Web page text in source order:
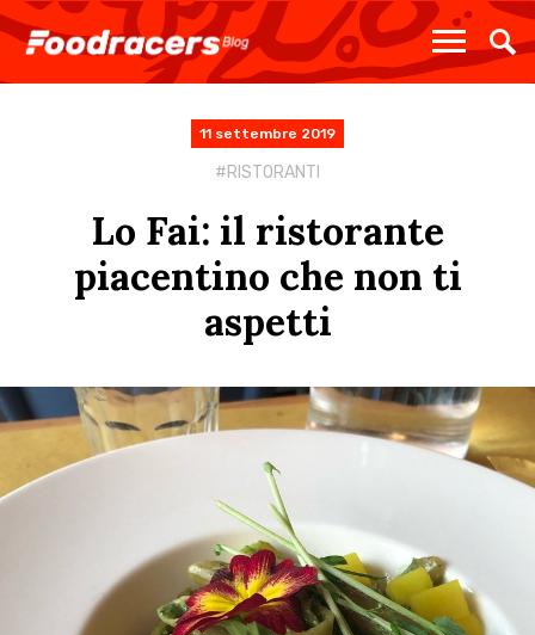
11 settembre 2019
RISTORANTI
Lo Fai: il ristorante
piacentino che non ti
aspetti